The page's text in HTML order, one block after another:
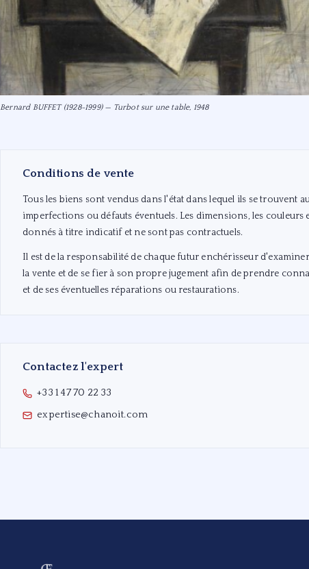
Bernard BUFFET (1928-1999) — Turbot sur une table, 1948
Conditions de vente
Tous les biens sont vendus dans l'état dans lequel ils se trouvent
imperfections ou défauts éventuels. Les dimensions, les couleurs
donnés à titre indicatif et ne sont pas contractuels.
Il est de la responsabilité de chaque futur enchérisseur
la vente et de se fier à son propre jugement afin de prendre
et de ses éventuelles réparations ou restaurations.
Contactez l'expert
+33 1 47 70 22 33
expertise@chanoit.com